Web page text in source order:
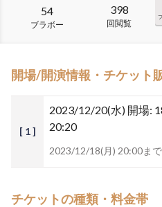
54
ブラボー
398
回閲覧
開場/開演情報・チケット
[ 1 ]
2023/12/20(水) 開場:
20:20
2023/12/18(月) 20:00ま
チケットの種類・料金帯